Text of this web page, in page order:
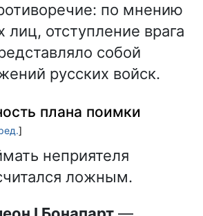
по мнению
отступление врага
собой
русских войск.
плана поимки
]
неприятеля
ложным.